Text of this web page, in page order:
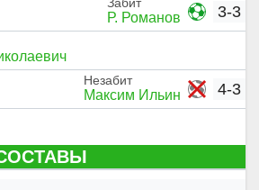
3-3
Р. Романов
4-3
Незабит
Максим Ильин